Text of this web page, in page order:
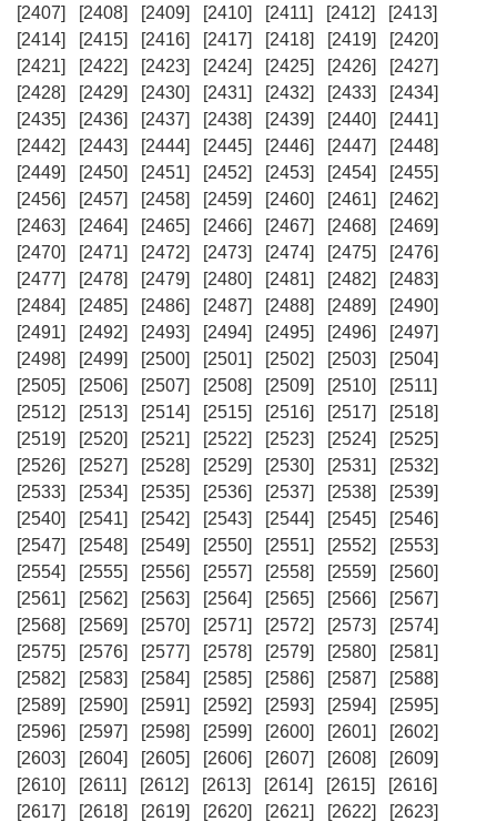
[2407]
[2408] [2409] [2410] [2411] [2412]
[2413]
[2414]
[2415] [2416] [2417] [2418] [2419]
[2420]
[2421]
[2422] [2423] [2424] [2425] [2426]
[2427]
[2428]
[2429] [2430] [2431] [2432] [2433]
[2434]
[2435]
[2436] [2437] [2438] [2439] [2440]
[2441]
[2442]
[2443] [2444] [2445] [2446] [2447]
[2448]
[2449]
[2450] [2451] [2452] [2453] [2454]
[2455]
[2456]
[2457] [2458] [2459] [2460] [2461]
[2462]
[2463]
[2464] [2465] [2466] [2467] [2468]
[2469]
[2470]
[2471] [2472] [2473] [2474] [2475]
[2476]
[2477]
[2478] [2479] [2480] [2481] [2482]
[2483]
[2484]
[2485] [2486] [2487] [2488] [2489]
[2490]
[2491]
[2492] [2493] [2494] [2495] [2496]
[2497]
[2498]
[2499] [2500] [2501] [2502] [2503]
[2504]
[2505]
[2506] [2507] [2508] [2509] [2510]
[2511]
[2512]
[2513] [2514] [2515] [2516] [2517]
[2518]
[2519]
[2520] [2521] [2522] [2523] [2524]
[2525]
[2526]
[2527] [2528] [2529] [2530] [2531]
[2532]
[2533]
[2534] [2535] [2536] [2537] [2538]
[2539]
[2540]
[2541] [2542] [2543] [2544] [2545]
[2546]
[2547]
[2548] [2549] [2550] [2551] [2552]
[2553]
[2554]
[2555] [2556] [2557] [2558] [2559]
[2560]
[2561]
[2562] [2563] [2564] [2565] [2566]
[2567]
[2568]
[2569] [2570] [2571] [2572] [2573]
[2574]
[2575]
[2576] [2577] [2578] [2579] [2580]
[2581]
[2582]
[2583] [2584] [2585] [2586] [2587]
[2588]
[2589]
[2590] [2591] [2592] [2593] [2594]
[2595]
[2596]
[2597] [2598] [2599] [2600] [2601]
[2602]
[2603]
[2604] [2605] [2606] [2607] [2608]
[2609]
[2610]
[2611] [2612] [2613] [2614] [2615]
[2616]
[2617]
[2618] [2619] [2620] [2621] [2622]
[2623]